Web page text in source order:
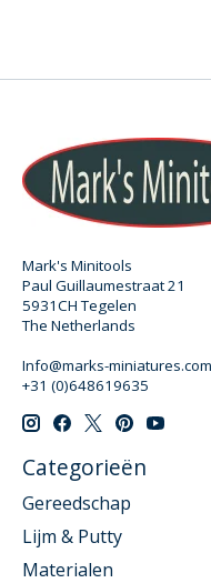
Mark's Minitools
Paul Guillaumestraat 21
5931CH Tegelen
The Netherlands
Info@marks-miniatures.com
+31 (0)648619635
Categorieën
Gereedschap
Lijm & Putty
Materialen